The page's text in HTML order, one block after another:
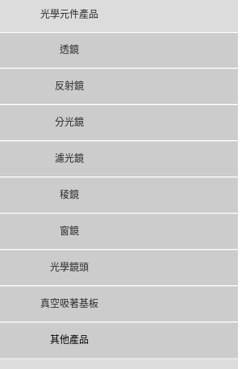
光學元件產品
透鏡
反射鏡
分光鏡
濾光鏡
稜鏡
窗鏡
光學鏡頭
真空吸著基板
其他產品